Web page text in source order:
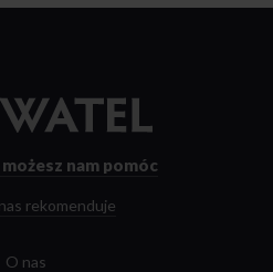
strony
możesz nam pomóc
rekomenduje
O nas